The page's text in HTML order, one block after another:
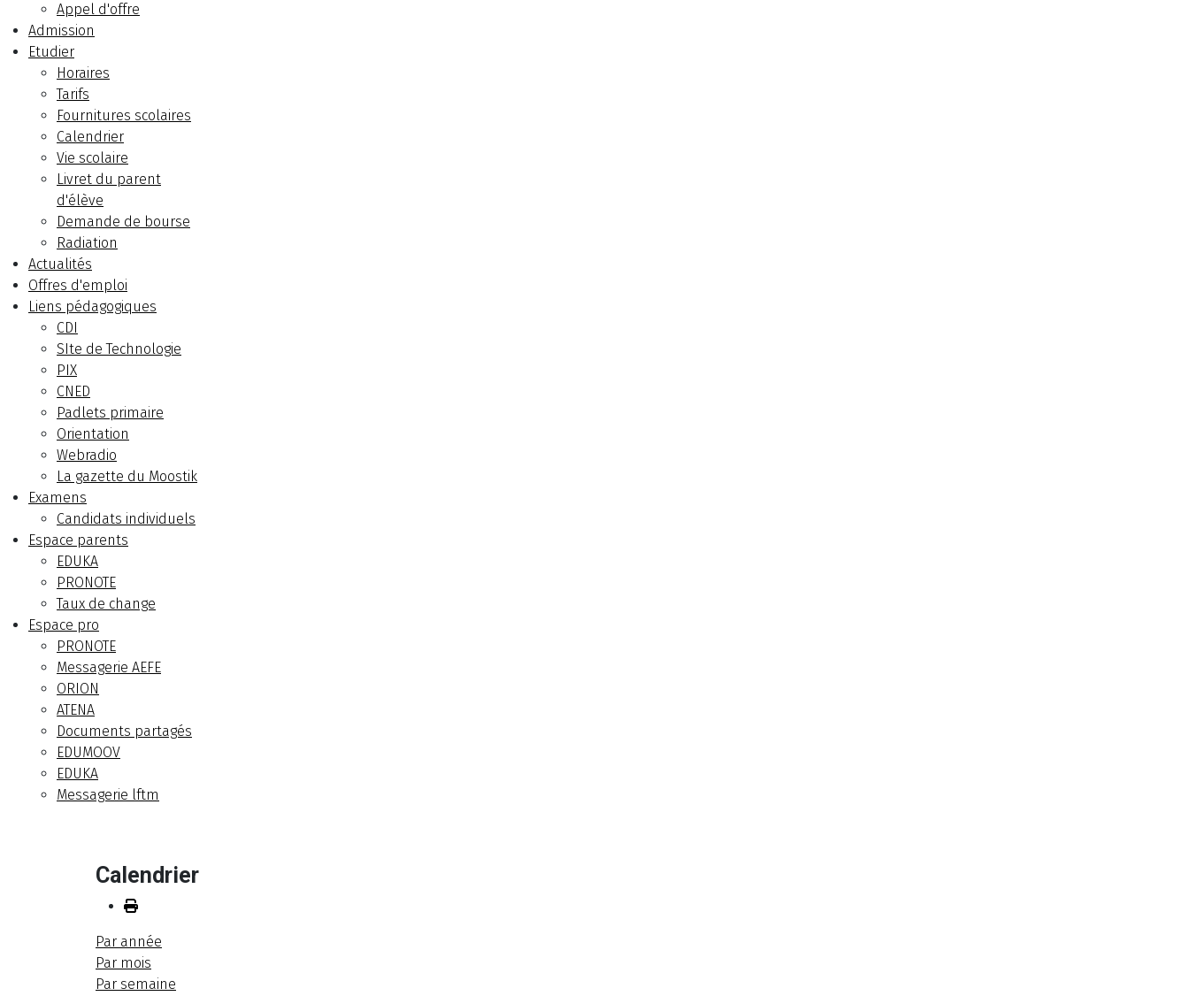
Appel d'offre
Admission
Etudier
Horaires
Tarifs
Fournitures scolaires
Calendrier
Vie scolaire
Livret du parent
d'élève
Demande de bourse
Radiation
Actualités
Offres d'emploi
Liens pédagogiques
CDI
SIte de Technologie
PIX
CNED
Padlets primaire
Orientation
Webradio
La gazette du Moostik
Examens
Candidats individuels
Espace parents
EDUKA
PRONOTE
Taux de change
Espace pro
PRONOTE
Messagerie AEFE
ORION
ATENA
Documents partagés
EDUMOOV
EDUKA
Messagerie lftm
Calendrier
Par année
Par mois
Par semaine